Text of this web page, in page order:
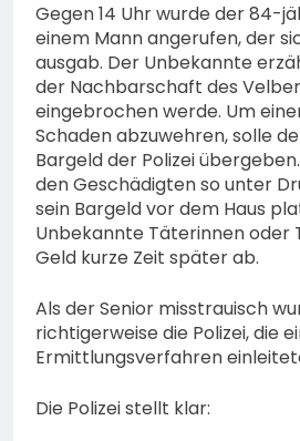
Gegen 14 Uhr wurde der 84-
einem Mann angerufen, der
ausgab. Der Unbekannte
der Nachbarschaft des
eingebrochen werde. Um
Schaden abzuwehren, solle
Bargeld der Polizei
den Geschädigten so unter
sein Bargeld vor dem Haus
Unbekannte Täterinnen oder
Geld kurze Zeit später ab.
Als der Senior misstrauisch
richtigerweise die Polizei, die
Ermittlungsverfahren
Die Polizei stellt klar: